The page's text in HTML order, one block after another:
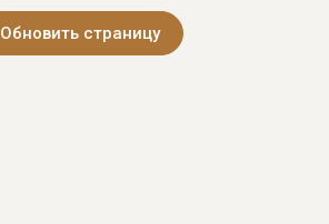
Обновить страницу